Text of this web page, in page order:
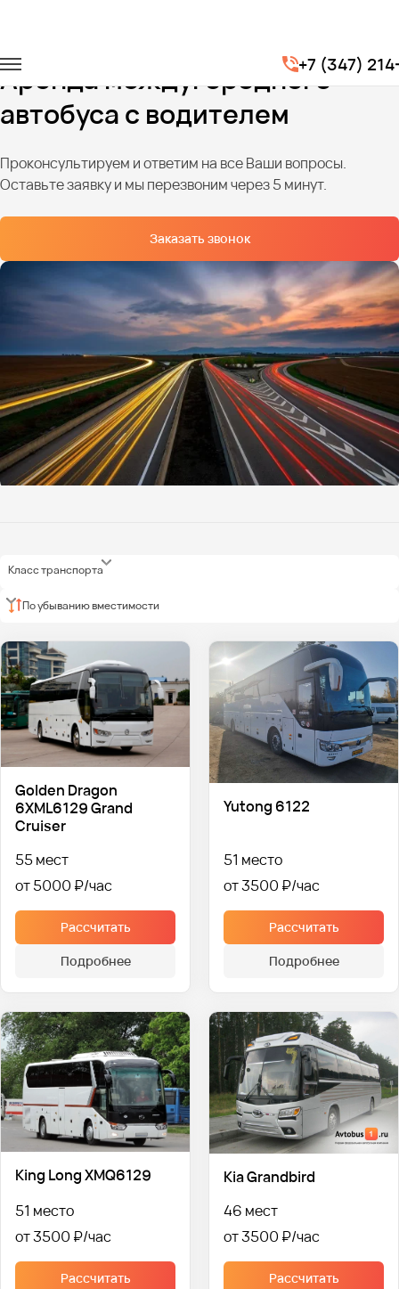
+7 (347)
Перевозки по межгороду
Аренда междугороднего
автобуса с водителем
Проконсультируем и ответим на все Ваши вопросы.
Оставьте заявку и мы перезвоним через 5 минут.
Заказать звонок
Класс транспорта
По убыванию вместимости
Golden Dragon
6XML6129 Grand
Cruiser
55 мест
от 5000 ₽
Рассчитать
Подробнее
Yutong 6122
51 место
от 3500 ₽
Рассчитать
Подробнее
King Long XMQ6129
51 место
от 3500 ₽
Рассчитать
Kia Grandbird
46 мест
от 3500 ₽
Рассчитать